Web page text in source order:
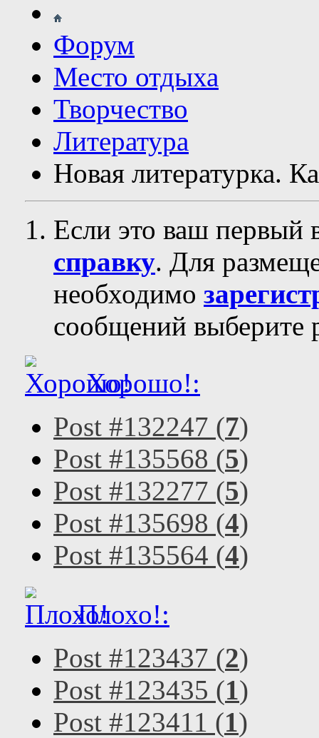
Форум
Место отдыха
Творчество
Литература
Новая литературка.
Если это ваш первый
справку. Для
необходимо
сообщений выберите
Хорошо!:
Post #132247 (7)
Post #135568 (5)
Post #132277 (5)
Post #135698 (4)
Post #135564 (4)
Плохо!:
Post #123437 (2)
Post #123435 (1)
Post #123411 (1)